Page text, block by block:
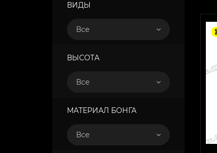
ВИДЫ
Все
ВЫСОТА
Все
МАТЕРИАЛ БОНГА
Все